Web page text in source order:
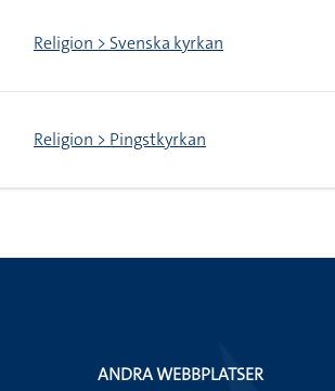
Religion > Svenska kyrkan
Religion > Pingstkyrkan
ANDRA WEBBPLATSER